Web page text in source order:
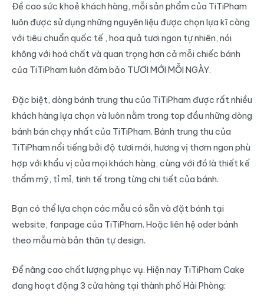
Đề cao sức khoẻ khách hàng, mỗi sản phẩm của TiTiPham
luôn được sử dụng những nguyên liệu được chọn lựa kĩ càng
với tiêu chuẩn quốc tế , hoa quả tươi ngon tự nhiên, nói
không với hoá chất và quan trọng hơn cả mỗi chiếc bánh
của TiTiPham luôn đảm bảo TƯƠI MỚI MỖI NGÀY.
Đặc biệt, dòng bánh trung thu của TiTiPham được rất nhiều
khách hàng lựa chọn và luôn nằm trong top đầu những dòng
bánh bán chạy nhất của TiTiPham. Bánh trung thu của
TiTiPham nổi tiếng bởi độ tươi mới, hương vị thơm ngon phù
hợp với khẩu vị của mọi khách hàng, cùng với đó là thiết kế
thẩm mỹ, tỉ mỉ, tinh tế trong từng chi tiết của bánh.
Bạn có thể lựa chọn các mẫu có sẵn và đặt bánh tại
website, fanpage của TiTiPham. Hoặc liên hệ oder bánh
theo mẫu mà bản thân tự design.
Để nâng cao chất lượng phục vụ. Hiện nay TiTiPham Cake
đang hoạt động 3 cửa hàng tại thành phố Hải Phòng: